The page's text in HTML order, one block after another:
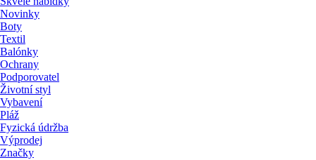
Novinky
Boty
Textil
Balónky
Ochrany
Podporovatel
Životní styl
Vybavení
Pláž
Fyzická údržba
Výprodej
Značky